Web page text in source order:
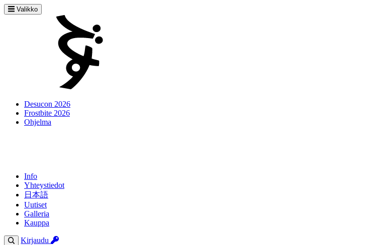
Valikko
Desucon 2026
Frostbite 2026
Ohjelma
Info
Yhteystiedot
日本語
Uutiset
Galleria
Kauppa
Kirjaudu